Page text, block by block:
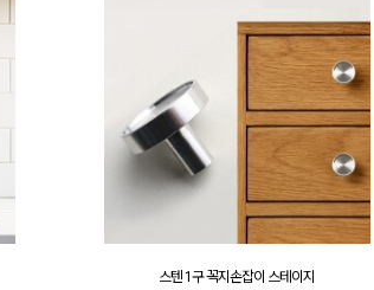
스텐 1구 꼭지손잡이 스테이지